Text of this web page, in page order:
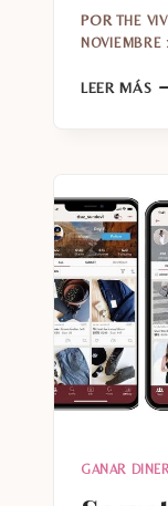
POR THE
NOVIEMBRE
LEER MÁS
Y
GANAR